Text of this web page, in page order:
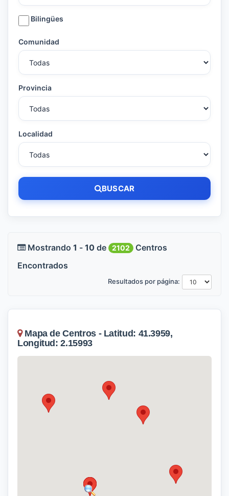
Bilingües
Comunidad
Provincia
Localidad
BUSCAR
Mostrando 1 - 10 de 2102
Centros
Encontrados
Resultados por página:
Mapa de Centros - Latitud: 41.3959,
Longitud: 2.15993